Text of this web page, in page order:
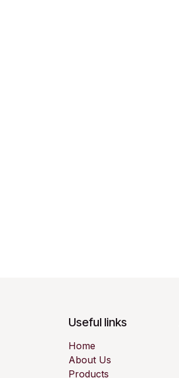
Useful links
Home
About Us
Products